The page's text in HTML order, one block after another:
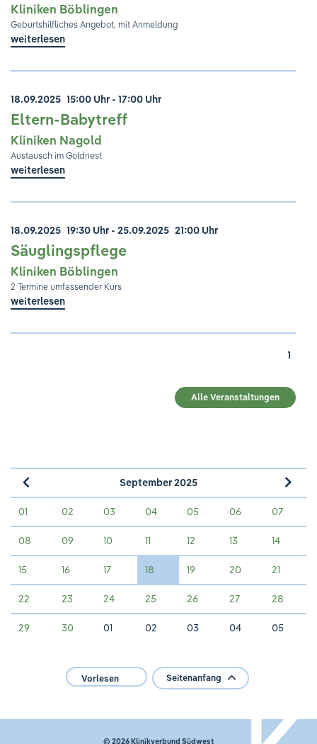
Kliniken Böblingen
Geburtshilfliches Angebot, mit Anmeldung
weiterlesen
18.09.2025 15:00 Uhr - 17:00 Uhr
Eltern-Babytreff
Kliniken Nagold
Austausch im Goldnest
weiterlesen
18.09.2025 19:30 Uhr - 25.09.2025 21:00 Uhr
Säuglingspflege
Kliniken Böblingen
2 Termine umfassender Kurs
weiterlesen
1
Alle Veranstaltungen
«
September 2025 »
01 02 03 04 05 06 07
08 09 10 11 12 13 14
15 16 17 18 19 20 21
22 23 24 25 26 27 28
29 30 01 02 03 04 05
Vorlesen Seitenanfang
© 2026Klinikverbund Südwest